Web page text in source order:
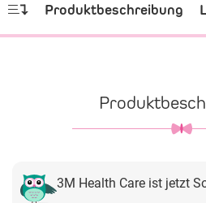
Produktbeschreibung
3M Health Care ist jetzt